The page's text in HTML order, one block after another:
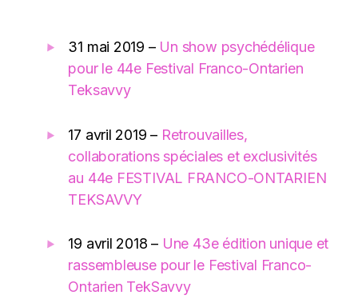
31 mai 2019 – Un show psychédélique
pour le 44e Festival Franco-Ontarien
Teksavvy
17 avril 2019 – Retrouvailles,
collaborations spéciales et exclusivités
au 44e FESTIVAL FRANCO-ONTARIEN
TEKSAVVY
19 avril 2018 – Une 43e édition unique et
rassembleuse pour le Festival Franco-
Ontarien TekSavvy